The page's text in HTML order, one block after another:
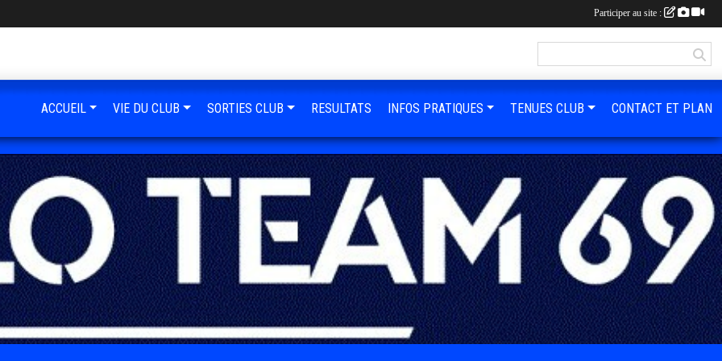
ACCUEIL VIE DU CLUB SORTIES CLUB RESULTATS INFOS PRATIQUES TENUES CLUB CONTACT ET PLAN
Participer au site :